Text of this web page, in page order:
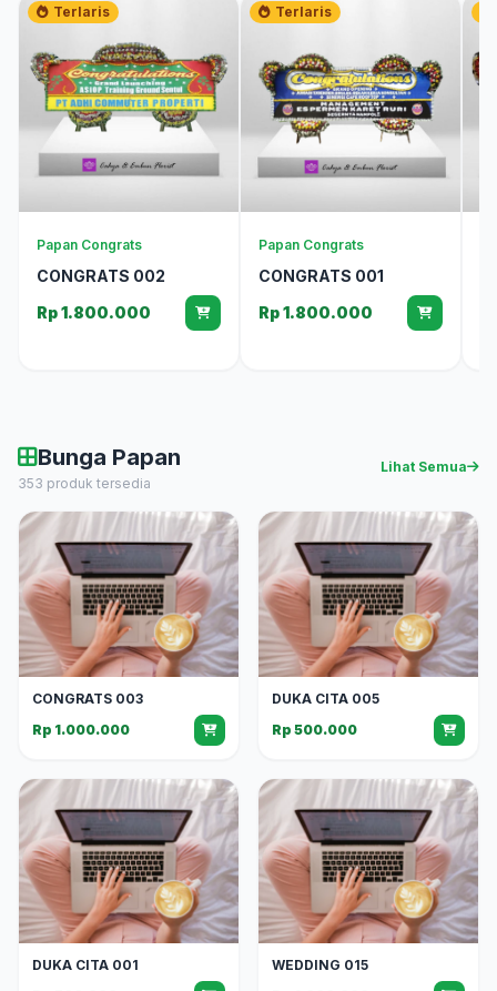
Terlaris
Papan Congrats
CONGRATS 002
Rp 1.800.000
Terlaris
Papan Congrats
CONGRATS 001
Rp 1.800.000
Bunga Papan
353 produk tersedia
Lihat Semua
CONGRATS 003
Rp 1.000.000
DUKA CITA 005
Rp 500.000
DUKA CITA 001
WEDDING 015